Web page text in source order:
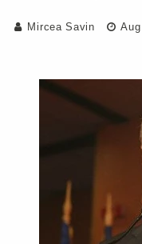
Mircea Savin